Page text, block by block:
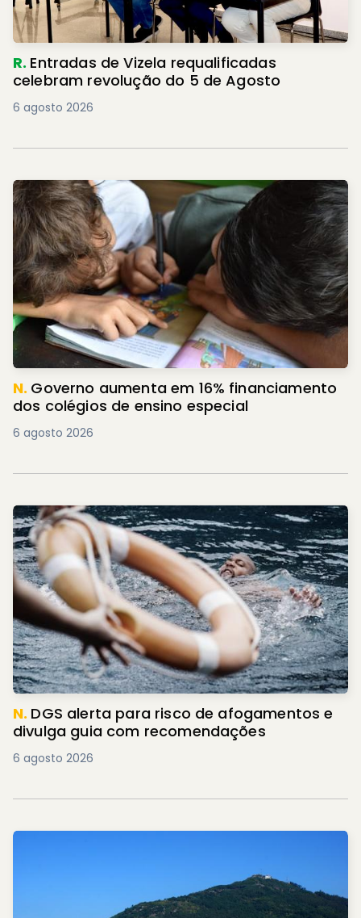
R. Entradas de Vizela requalificadas
celebram revolução do 5 de Agosto
6 agosto 2026
N. Governo aumenta em 16% financiamento
dos colégios de ensino especial
6 agosto 2026
N. DGS alerta para risco de afogamentos e
divulga guia com recomendações
6 agosto 2026